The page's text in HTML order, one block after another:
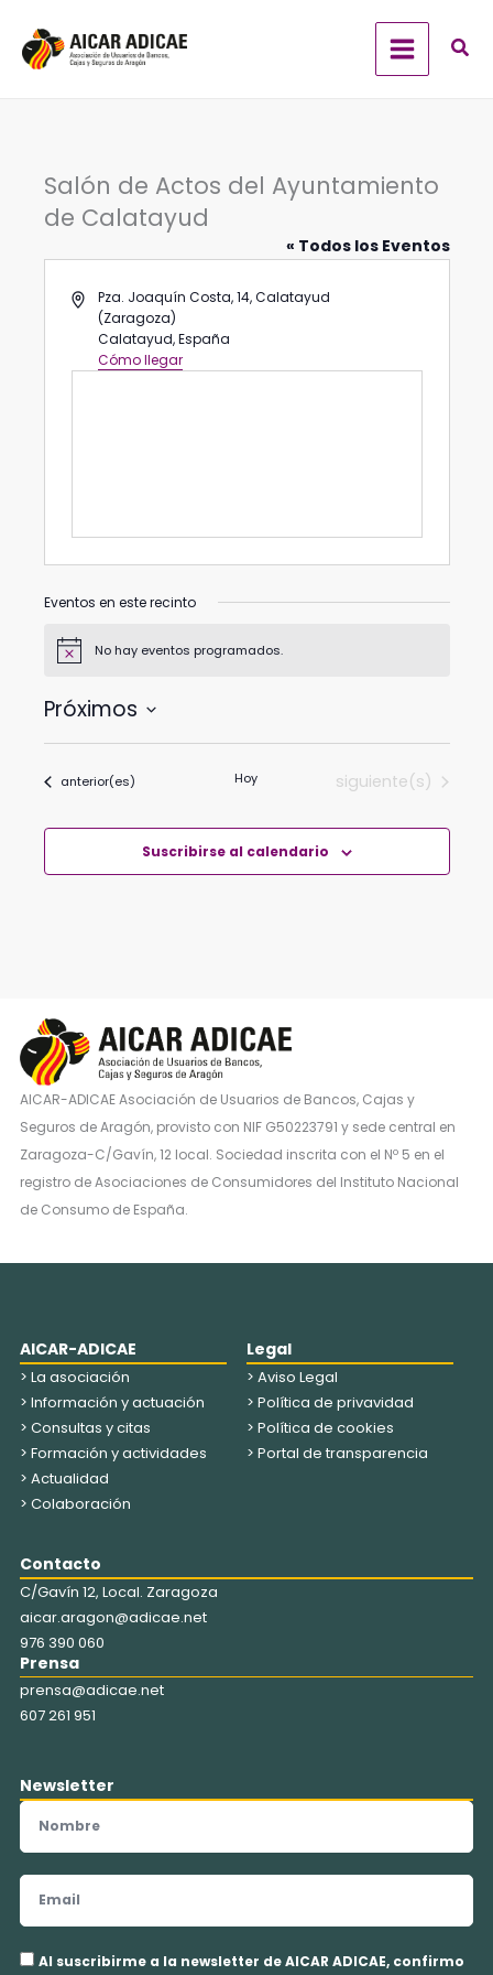
contenido
Salón de Actos del Ayuntamiento
de Calatayud
« Todos los Eventos
Dirección
Pza. Joaquín Costa, 14, Calatayud
(Zaragoza)
Calatayud,España
Cómo llegar
Eventos en este recinto
Aviso No hay eventos programados.
Próximos
fecha.
Eventos
anterior(es) Hoy Eventos
siguiente(s)
Suscribirse al calendario
AICAR-ADICAE Asociación de Usuarios de Bancos, Cajas y
Seguros de Aragón, provisto con NIF G50223791 y sede central en
Zaragoza-C/Gavín, 12 local. Sociedad inscrita con el Nº 5 en el
registro de Asociaciones de Consumidores del Instituto Nacional
de Consumo de España.
AICAR-ADICAE
> La asociación
> Información y actuación
> Consultas y citas
> Formación y actividades
> Actualidad
> Colaboración
Legal
> Aviso Legal
> Política de privavidad
> Política de cookies
> Portal de transparencia
Contacto
C/Gavín 12, Local. Zaragoza
aicar.aragon@adicae.net
976 390 060
Prensa
prensa@adicae.net
607 261 951
Newsletter
Nombre
Email
Aceptación
Al suscribirme a la newsletter de AICAR ADICAE, confirmo